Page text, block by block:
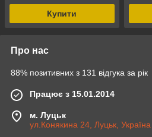
Купити
Про нас
88% позитивних з 131 відгука за рік
Працює з 15.01.2014
м. Луцьк
ул.Конякина 24, Луцьк, Україна